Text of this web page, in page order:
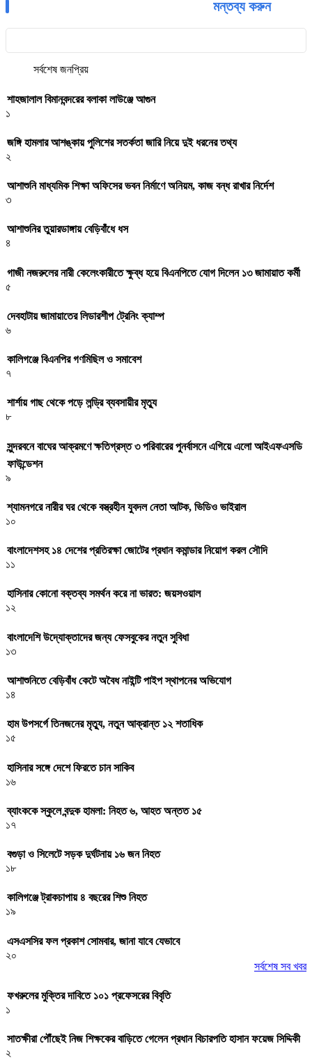
মন্তব্য করুন
সর্বশেষ জনপ্রিয়
শাহজালাল বিমানবন্দরের বলাকা লাউঞ্জে আগুন
১
জঙ্গি হামলার আশঙ্কায় পুলিশের সতর্কতা জারি নিয়ে দুই ধরনের তথ্য
২
আশাশুনি মাধ্যমিক শিক্ষা অফিসের ভবন নির্মাণে অনিয়ম, কাজ বন্ধ রাখার নির্দেশ
৩
আশাশুনির তুয়ারডাঙ্গায় বেড়িবাঁধে ধস
৪
গাজী নজরুলের নারী কেলেংকারীতে ক্ষুব্ধ হয়ে বিএনপিতে যোগ দিলেন ১৩ জামায়াত কর্মী
৫
দেবহাটায় জামায়াতের লিডারশীপ ট্রেনিং ক্যাম্প
৬
কালিগঞ্জে বিএনপির গণমিছিল ও সমাবেশ
৭
শার্শায় গাছ থেকে পড়ে লন্ড্রি ব্যবসায়ীর মৃত্যু
৮
সুন্দরবনে বাঘের আক্রমণে ক্ষতিগ্রস্ত ৩ পরিবারের পুনর্বাসনে এগিয়ে এলো আইএফএসডি
ফাউন্ডেশন
৯
শ্যামনগরে নারীর ঘর থেকে বস্ত্রহীন যুবদল নেতা আটক, ভিডিও ভাইরাল
১০
বাংলাদেশসহ ১৪ দেশের প্রতিরক্ষা জোটের প্রধান কমান্ডার নিয়োগ করল সৌদি
১১
হাসিনার কোনো বক্তব্য সমর্থন করে না ভারত: জয়সওয়াল
১২
বাংলাদেশি উদ্যোক্তাদের জন্য ফেসবুকের নতুন সুবিধা
১৩
আশাশুনিতে বেড়িবাঁধ কেটে অবৈধ নাইন্টি পাইপ স্থাপনের অভিযোগ
১৪
হাম উপসর্গে তিনজনের মৃত্যু, নতুন আক্রান্ত ১২ শতাধিক
১৫
হাসিনার সঙ্গে দেশে ফিরতে চান সাকিব
১৬
ব্যাংককে স্কুলে বন্দুক হামলা: নিহত ৬, আহত অন্তত ১৫
১৭
বগুড়া ও সিলেটে সড়ক দুর্ঘটনায় ১৬ জন নিহত
১৮
কালিগঞ্জে ট্রাকচাপায় ৪ বছরের শিশু নিহত
১৯
এসএসসির ফল প্রকাশ সোমবার, জানা যাবে যেভাবে
২০
সর্বশেষ সব খবর
ফখরুলের মুক্তির দাবিতে ১০১ প্রফেসরের বিবৃতি
১
সাতক্ষীরা পৌঁছেই নিজ শিক্ষকের বাড়িতে গেলেন প্রধান বিচারপতি হাসান ফয়েজ সিদ্দিকী
২